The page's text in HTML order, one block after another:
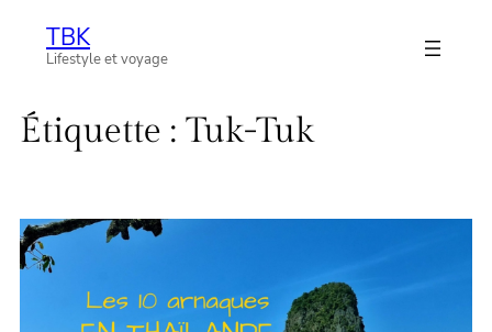
AllerTBK
Lifestyle et voyage
Étiquette : Tuk-Tuk